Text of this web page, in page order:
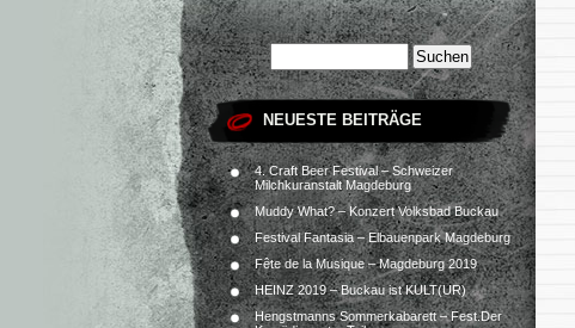
NEUESTE BEITRÄGE
4. Craft Beer Festival – Schweizer
Milchkuranstalt Magdeburg
Muddy What? – Konzert Volksbad Buckau
Festival Fantasia – Elbauenpark Magdeburg
Fête de la Musique – Magdeburg 2019
HEINZ 2019 – Buckau ist KULT(UR)
Hengstmanns Sommerkabarett – Fest.Der